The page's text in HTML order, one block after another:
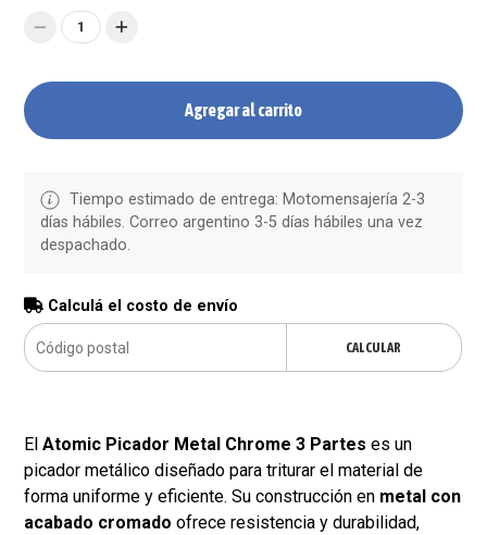
1
Agregar al carrito
Tiempo estimado de entrega: Motomensajería 2-3
días hábiles. Correo argentino 3-5 días hábiles una vez
despachado.
Calculá el costo de envío
CALCULAR
ElAtomic Picador Metal Chrome 3 Partes es un
picador metálico diseñado para triturar el material de
forma uniforme y eficiente. Su construcción en metal con
acabado cromado ofrece resistencia y durabilidad,